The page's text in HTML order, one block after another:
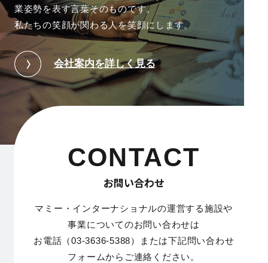
業姿勢を表す言葉そのものです。
私たちの笑顔が関わる人を笑顔にします。
会社案内を詳しく見る
CONTACT
お問い合わせ
マミー・インターナショナルの運営する施設や
事業についてのお問い合わせは
お電話（03-3636-5388）または下記問い合わせ
フォームからご連絡ください。